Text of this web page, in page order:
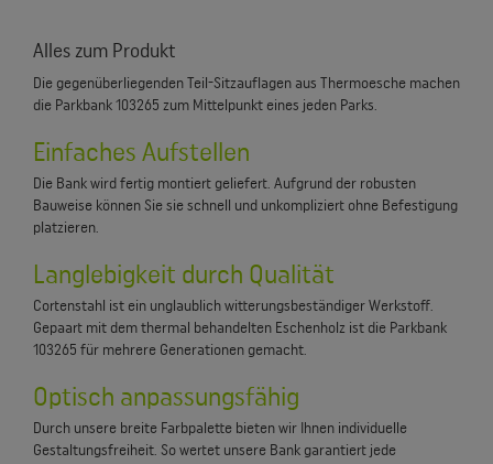
Alles zum Produkt
Die gegenüberliegenden Teil-Sitzauflagen aus Thermoesche machen
die Parkbank 103265 zum Mittelpunkt eines jeden Parks.
Einfaches Aufstellen
Die Bank wird fertig montiert geliefert. Aufgrund der robusten
Bauweise können Sie sie schnell und unkompliziert ohne Befestigung
platzieren.
Langlebigkeit durch Qualität
Cortenstahl ist ein unglaublich witterungsbeständiger Werkstoff.
Gepaart mit dem thermal behandelten Eschenholz ist die Parkbank
103265 für mehrere Generationen gemacht.
Optisch anpassungsfähig
Durch unsere breite Farbpalette bieten wir Ihnen individuelle
Gestaltungsfreiheit. So wertet unsere Bank garantiert jede